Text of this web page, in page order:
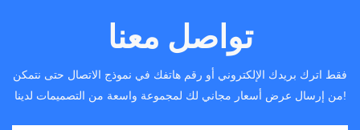
تواصل معنا
فقط اترك بريدك الإلكتروني أو رقم هاتفك في نموذج الاتصال حتى نتمكن
من إرسال عرض أسعار مجاني لك لمجموعة واسعة من التصميمات لدينا!